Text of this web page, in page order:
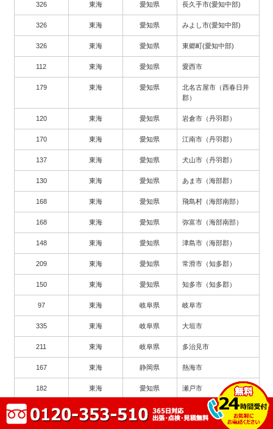
326 東海 愛知県 長久手市(愛知中部)
326 東海 愛知県 みよし市(愛知中部)
326 東海 愛知県 東郷町(愛知中部)
112 東海 愛知県 愛西市
179 東海 愛知県
北名古屋市（西春日井
郡）
120 東海 愛知県 岩倉市（丹羽郡）
170 東海 愛知県 江南市（丹羽郡）
137 東海 愛知県 犬山市（丹羽郡）
130 東海 愛知県 あま市（海部郡）
168 東海 愛知県 飛島村（海部南部）
168 東海 愛知県 弥富市（海部南部）
148 東海 愛知県 津島市（海部郡）
209 東海 愛知県 常滑市（知多郡）
150 東海 愛知県 知多市（知多郡）
97 東海 岐阜県 岐阜市
335 東海 岐阜県 大垣市
211 東海 岐阜県 多治見市
167 東海 静岡県 熱海市
182 東海 愛知県 瀬戸市
263 東海 愛知県 豊川市